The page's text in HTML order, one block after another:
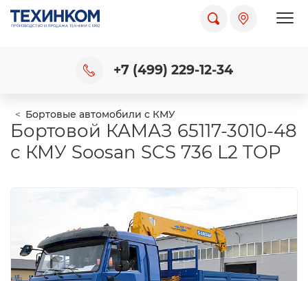
+7 (499) 229-12-34
Бортовые автомобили с КМУ
Бортовой КАМАЗ 65117-3010-48
с КМУ Soosan SCS 736 L2 TOP